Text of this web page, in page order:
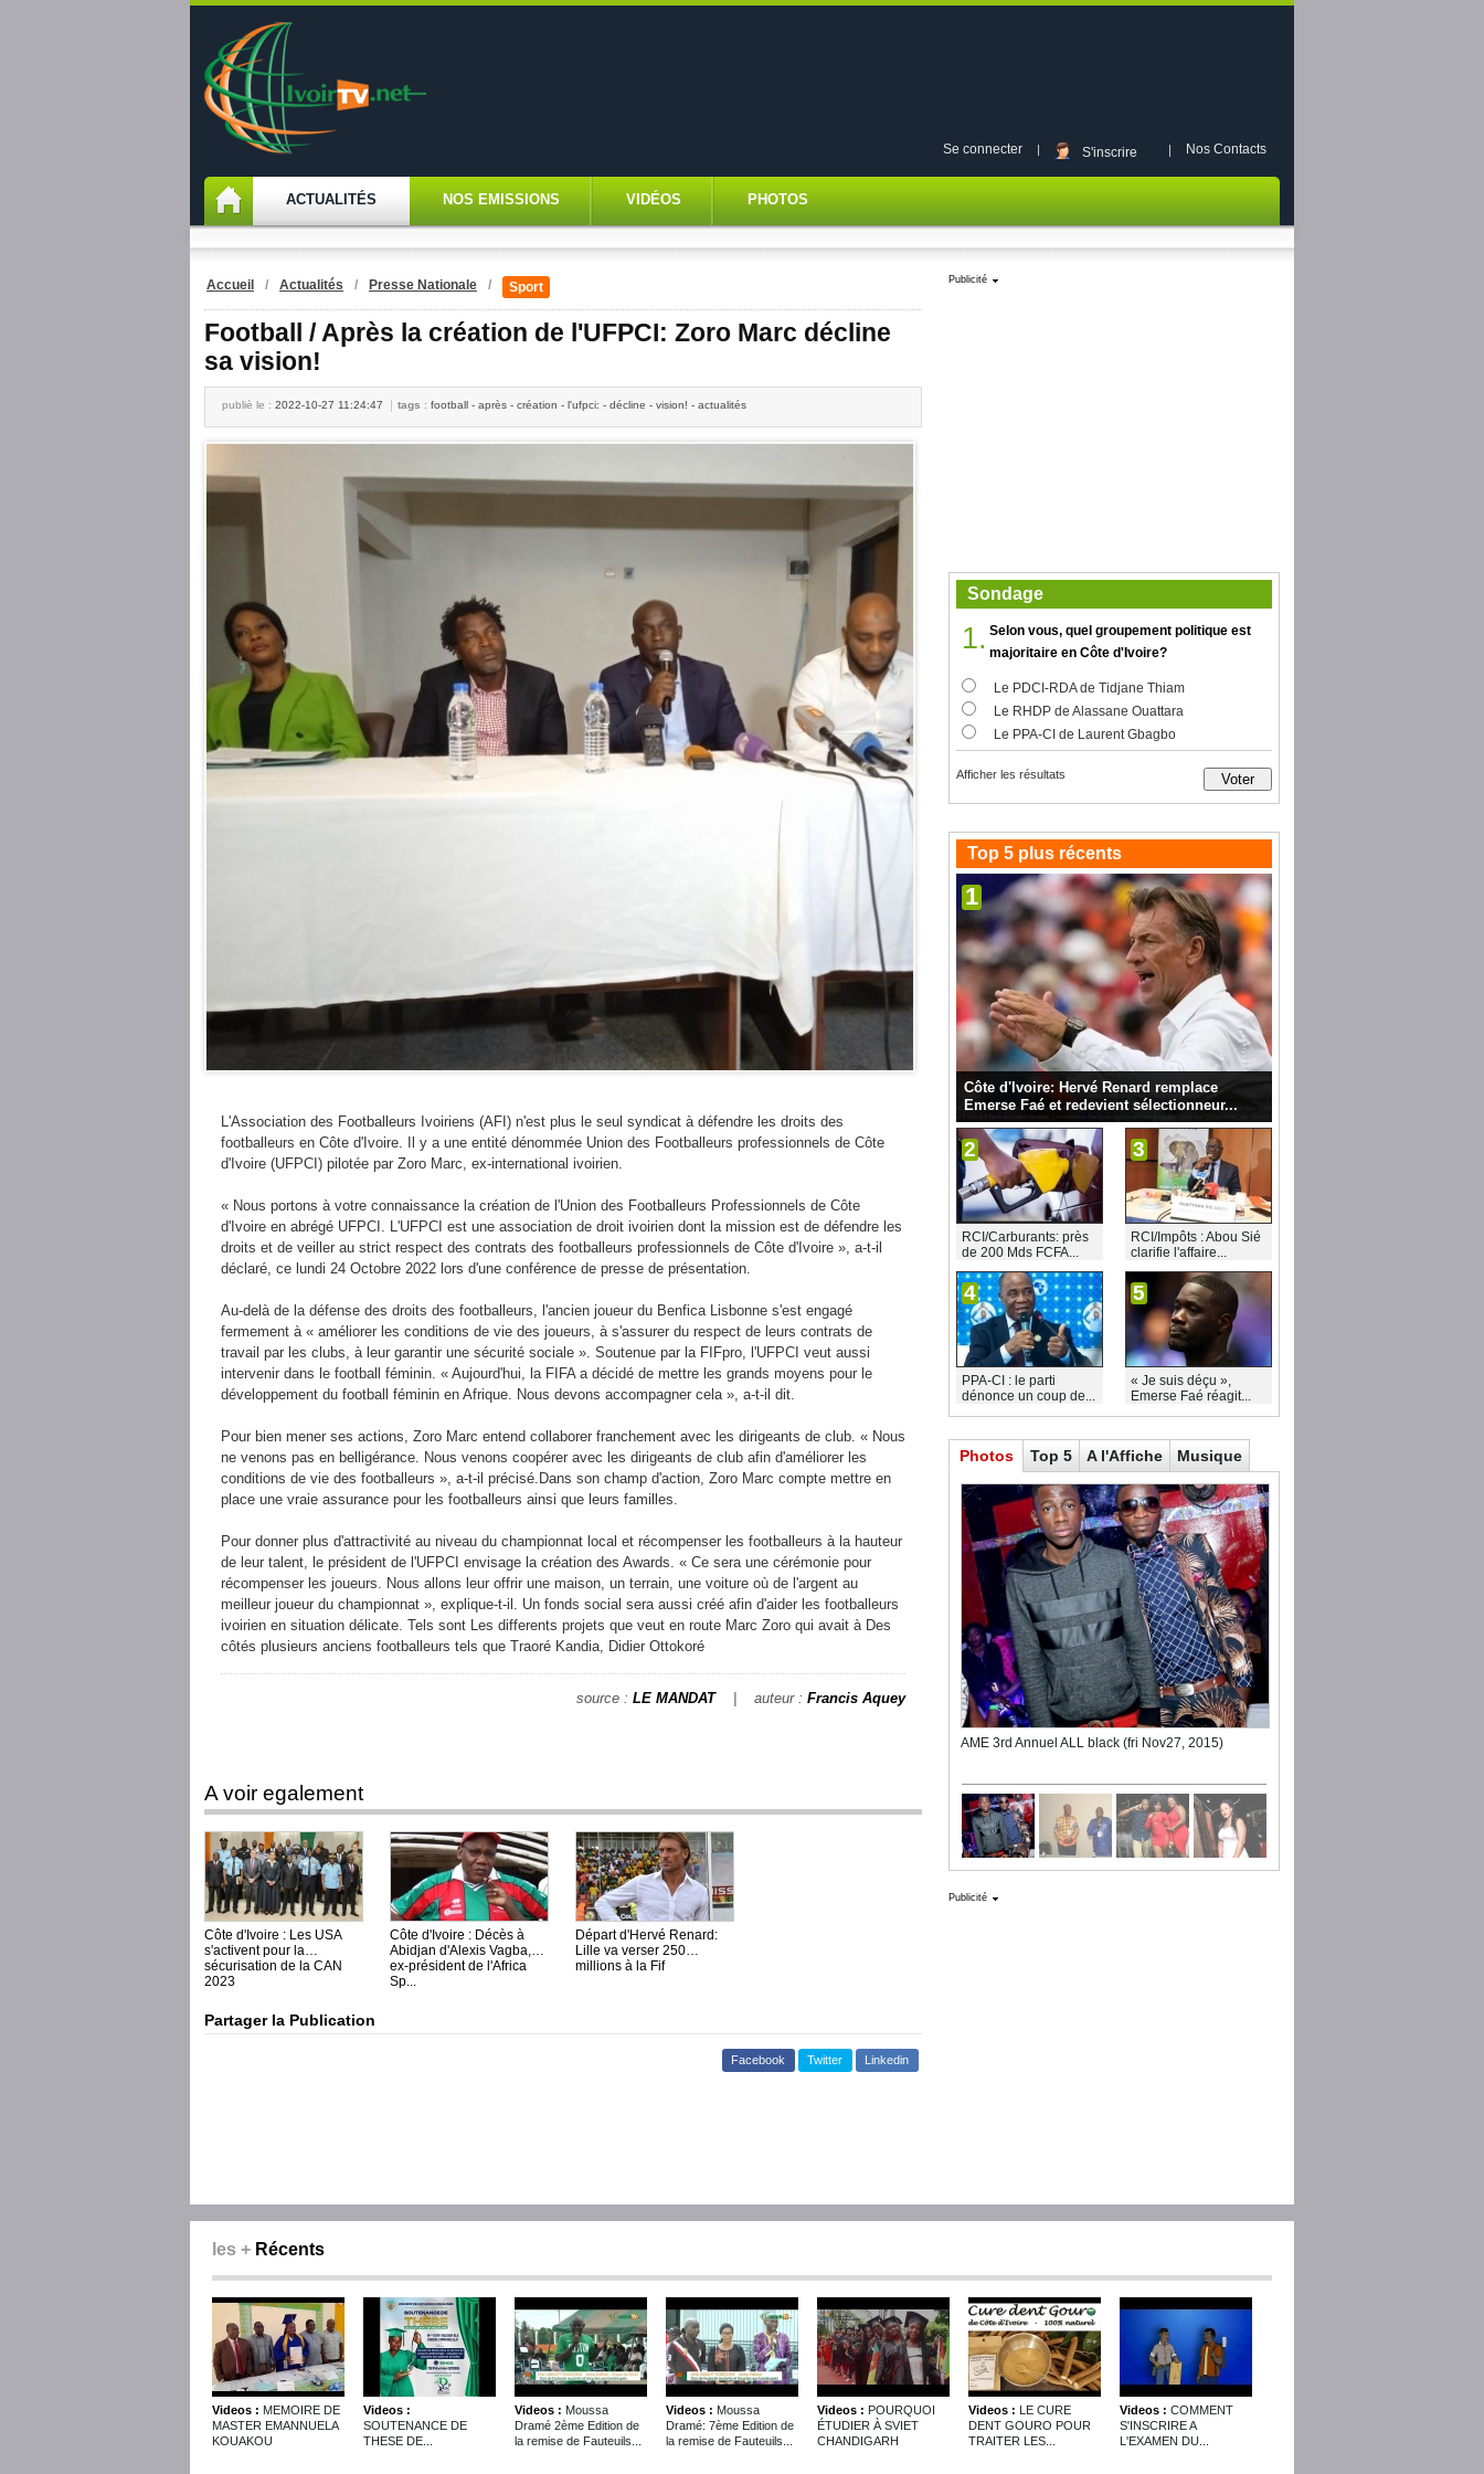
ACTUALITÉS NOS EMISSIONS VIDÉOS PHOTOS
Se connecter S'inscrire Nos Contacts
Accueil / Actualités / Presse Nationale / Sport
Football / Après la création de l'UFPCI: Zoro Marc décline
sa vision!
publiè le : 2022-10-27 11:24:47 tags : football - après - création - l'ufpci: - décline - vision! - actualités
L'Association des Footballeurs Ivoiriens (AFI) n'est plus le seul syndicat à défendre les droits des
footballeurs en Côte d'Ivoire. Il y a une entité dénommée Union des Footballeurs professionnels de Côte
d'Ivoire (UFPCI) pilotée par Zoro Marc, ex-international ivoirien.
« Nous portons à votre connaissance la création de l'Union des Footballeurs Professionnels de Côte
d'Ivoire en abrégé UFPCI. L'UFPCI est une association de droit ivoirien dont la mission est de défendre les
droits et de veiller au strict respect des contrats des footballeurs professionnels de Côte d'Ivoire », a-t-il
déclaré, ce lundi 24 Octobre 2022 lors d'une conférence de presse de présentation.
Au-delà de la défense des droits des footballeurs, l'ancien joueur du Benfica Lisbonne s'est engagé
fermement à « améliorer les conditions de vie des joueurs, à s'assurer du respect de leurs contrats de
travail par les clubs, à leur garantir une sécurité sociale ». Soutenue par la FIFpro, l'UFPCI veut aussi
intervenir dans le football féminin. « Aujourd'hui, la FIFA a décidé de mettre les grands moyens pour le
développement du football féminin en Afrique. Nous devons accompagner cela », a-t-il dit.
Pour bien mener ses actions, Zoro Marc entend collaborer franchement avec les dirigeants de club. « Nous
ne venons pas en belligérance. Nous venons coopérer avec les dirigeants de club afin d'améliorer les
conditions de vie des footballeurs », a-t-il précisé.Dans son champ d'action, Zoro Marc compte mettre en
place une vraie assurance pour les footballeurs ainsi que leurs familles.
Pour donner plus d'attractivité au niveau du championnat local et récompenser les footballeurs à la hauteur
de leur talent, le président de l'UFPCI envisage la création des Awards. « Ce sera une cérémonie pour
récompenser les joueurs. Nous allons leur offrir une maison, un terrain, une voiture où de l'argent au
meilleur joueur du championnat », explique-t-il. Un fonds social sera aussi créé afin d'aider les footballeurs
ivoirien en situation délicate. Tels sont Les differents projets que veut en route Marc Zoro qui avait à Des
côtés plusieurs anciens footballeurs tels que Traoré Kandia, Didier Ottokoré
source : LE MANDAT| auteur : Francis Aquey
A voir egalement
Côte d'Ivoire : Les USA
s'activent pour la
sécurisation de la CAN
2023
Côte d'Ivoire : Décès à
Abidjan d'Alexis Vagba,
ex-président de l'Africa
Sp...
Départ d'Hervé Renard:
Lille va verser 250
millions à la Fif
Partager la Publication
Facebook Twitter Linkedin
Publicité
Sondage
Selon vous, quel groupement politique est
majoritaire en Côte d'Ivoire?
1.
Le PDCI-RDA de Tidjane Thiam
Le RHDP de Alassane Ouattara
Le PPA-CI de Laurent Gbagbo
Afficher les résultats
Top 5 plus récents
1
Côte d'Ivoire: Hervé Renard remplace
Emerse Faé et redevient sélectionneur...
2
RCI/Carburants: près
de 200 Mds FCFA...
3
RCI/Impôts : Abou Sié
clarifie l'affaire...
4
PPA-CI : le parti
dénonce un coup de...
5
« Je suis déçu »,
Emerse Faé réagit...
Photos Top 5 A l'Affiche Musique
AME 3rd Annuel ALL black (fri Nov27, 2015)
Publicité
les + Récents
Videos : MEMOIRE DE
MASTER EMANNUELA
KOUAKOU
Videos :
SOUTENANCE DE
THESE DE...
Videos : Moussa
Dramé 2ème Edition de
la remise de Fauteuils...
Videos : Moussa
Dramé: 7ème Edition de
la remise de Fauteuils...
Videos : POURQUOI
ÉTUDIER À SVIET
CHANDIGARH
Videos : LE CURE
DENT GOURO POUR
TRAITER LES...
Videos : COMMENT
S'INSCRIRE A
L'EXAMEN DU...